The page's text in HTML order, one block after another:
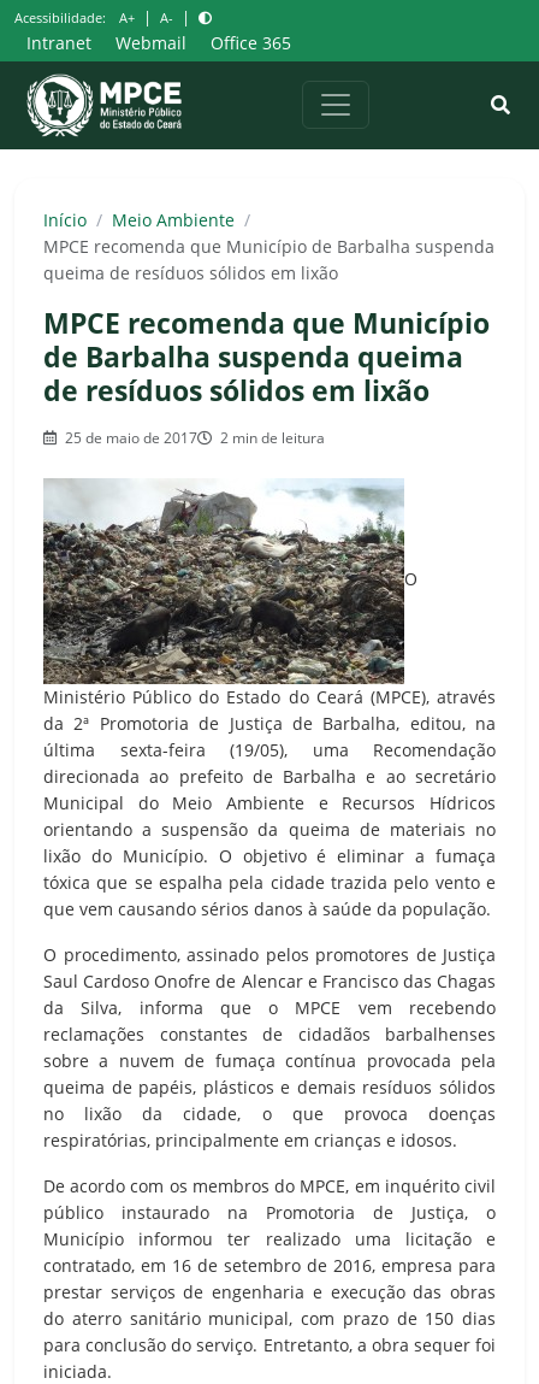
Pular
para
o
conteúdo
Acessibilidade: A+ | A- |
Intranet Webmail Office 365
Início / Meio Ambiente /
MPCE recomenda que Município de Barbalha suspenda
queima de resíduos sólidos em lixão
MPCE recomenda que Município
de Barbalha suspenda queima
de resíduos sólidos em lixão
25 de maio de 2017 2 min de leitura
O
Ministério Público do Estado do Ceará (MPCE), através
da 2ª Promotoria de Justiça de Barbalha, editou, na
última sexta-feira (19/05), uma Recomendação
direcionada ao prefeito de Barbalha e ao secretário
Municipal do Meio Ambiente e Recursos Hídricos
orientando a suspensão da queima de materiais no
lixão do Município. O objetivo é eliminar a fumaça
tóxica que se espalha pela cidade trazida pelo vento e
que vem causando sérios danos à saúde da população.
O procedimento, assinado pelos promotores de Justiça
Saul Cardoso Onofre de Alencar e Francisco das Chagas
da Silva, informa que o MPCE vem recebendo
reclamações constantes de cidadãos barbalhenses
sobre a nuvem de fumaça contínua provocada pela
queima de papéis, plásticos e demais resíduos sólidos
no lixão da cidade, o que provoca doenças
respiratórias, principalmente em crianças e idosos.
De acordo com os membros do MPCE, em inquérito civil
público instaurado na Promotoria de Justiça, o
Município informou ter realizado uma licitação e
contratado, em 16 de setembro de 2016, empresa para
prestar serviços de engenharia e execução das obras
do aterro sanitário municipal, com prazo de 150 dias
para conclusão do serviço. Entretanto, a obra sequer foi
iniciada.